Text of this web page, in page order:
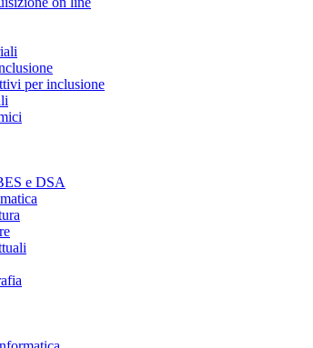
per inclusione
e DSA